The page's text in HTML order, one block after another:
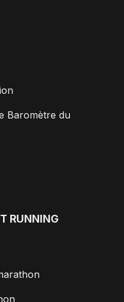
Baromètre du
RUNNING